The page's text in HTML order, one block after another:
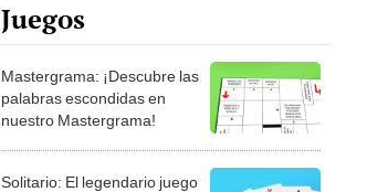
Juegos
Mastergrama: ¡Descubre las
palabras escondidas en
nuestro Mastergrama!
Solitario: El legendario juego